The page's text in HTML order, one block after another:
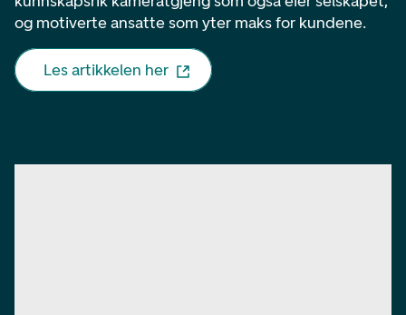
og motiverte ansatte som yter maks for kundene.
Les artikkelen her